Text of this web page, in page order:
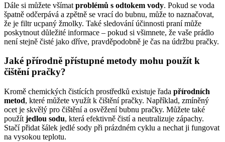
Dále si můžete všímat problémů s odtokem‍ vody. Pokud se ‍voda⁣
špatně odčerpává a zpětně se vrací do bubnu, může to naznačovat,‌
že je filtr ucpaný⁤ žmolky. Také sledování účinnosti ‌praní může
poskytnout důležité informace – pokud si‍ všimnete, že vaše prádlo
není stejně‌ čisté⁣ jako dříve,​ pravděpodobně ‍je čas na ⁢údržbu pračky.
Jaké ⁤přírodně přístupné metody mohu⁣ použít k
čištění pračky?
Kromě chemických⁢ čistících prostředků existuje ⁤řada přírodních
metod, které ‌můžete využít k ‍čištění pračky. Například, zmíněný
ocet je skvělý⁣ pro čištění a ‌osvěžení bubnu pračky. ⁢Můžete také
použít jedlou ⁤sodu, která efektivně čistí a neutralizuje zápachy.
Stačí přidat ⁤šálek jedlé sody ⁤při⁤ prázdném cyklu a nechat ji fungovat
na vysokou teplotu.